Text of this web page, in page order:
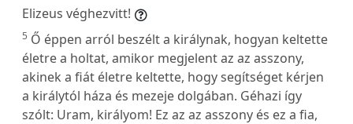
Elizeus véghezvitt!
5 Ő éppen arról beszélt a királynak, hogyan keltette
életre a holtat, amikor megjelent az az asszony,
akinek a fiát életre keltette, hogy segítséget kérjen
a királytól háza és mezeje dolgában. Géhazi így
szólt: Uram, királyom! Ez az az asszony és ez a fia,